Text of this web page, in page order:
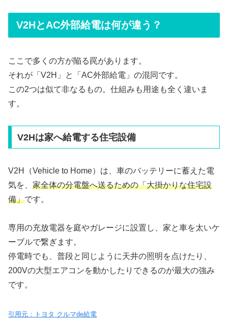
V2HとAC外部給電は何が違う？
ここで多くの方が陥る罠があります。
それが「V2H」と「AC外部給電」の混同です。
この2つは似て非なるもの。仕組みも用途も全く違いま
す。
V2Hは家へ給電する住宅設備
V2H（Vehicle to Home）は、車のバッテリーに蓄えた電
気を、 家全体の分電盤へ送るための「大掛かりな住宅設
備」です。
専用の充放電器を庭やガレージに設置し、家と車を太いケ
ーブルで繋ぎます。
停電時でも、普段と同じように天井の照明を点けたり、
200Vの大型エアコンを動かしたりできるのが最大の強み
です。
引用元：トヨタ クルマde給電